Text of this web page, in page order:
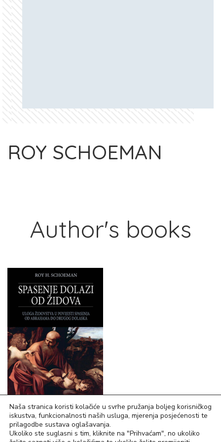
ROY SCHOEMAN
Author's books
Spasenje dolazi od Židova
19,91€
Naša stranica koristi kolačiće u svrhe pružanja boljeg korisničkog
iskustva, funkcionalnosti naših usluga, mjerenja posjećenosti te
prilagodbe sustava oglašavanja.
Ukoliko ste suglasni s tim, kliknite na "Prihvaćam", no ukoliko